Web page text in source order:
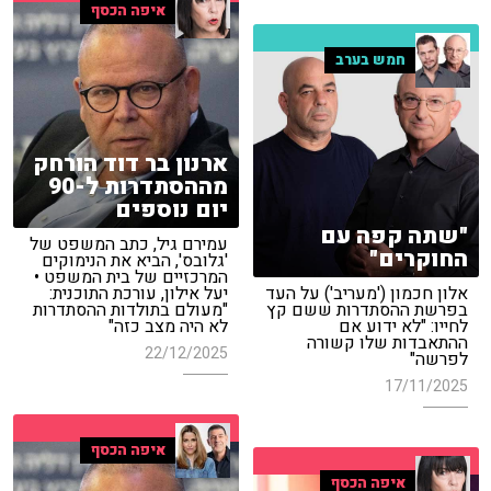
איפה הכסף
ארנון בר דוד הורחק
מההסתדרות ל-90
יום נוספים
עמירם גיל, כתב המשפט של
'גלובס', הביא את הנימוקים
המרכזיים של בית המשפט •
יעל אילון, עורכת התוכנית:
"מעולם בתולדות ההסתדרות
לא היה מצב כזה"
22/12/2025
חמש בערב
"שתה קפה עם
החוקרים"
אלון חכמון ('מעריב') על העד
בפרשת ההסתדרות ששם קץ
לחייו: "לא ידוע אם
ההתאבדות שלו קשורה
לפרשה"
17/11/2025
איפה הכסף
איפה הכסף